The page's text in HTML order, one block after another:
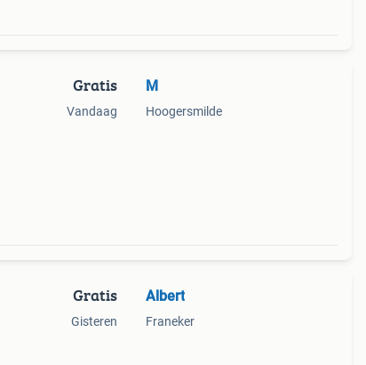
Gratis
Vandaag
M
Hoogersmilde
Gratis
Gisteren
Albert
Franeker